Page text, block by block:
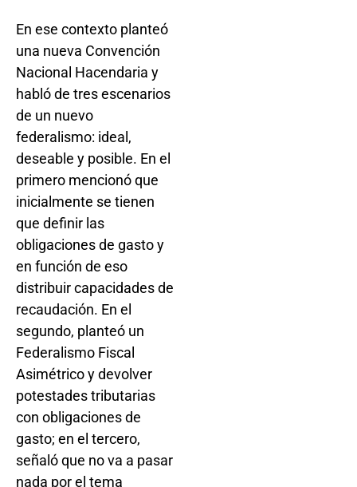
En ese contexto planteó
una nueva Convención
Nacional Hacendaria y
habló de tres escenarios
de un nuevo
federalismo: ideal,
deseable y posible. En el
primero mencionó que
inicialmente se tienen
que definir las
obligaciones de gasto y
en función de eso
distribuir capacidades de
recaudación. En el
segundo, planteó un
Federalismo Fiscal
Asimétrico y devolver
potestades tributarias
con obligaciones de
gasto; en el tercero,
señaló que no va a pasar
nada por el tema